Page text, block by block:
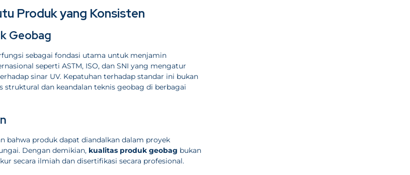
Produk yang Konsisten
Geobag
sebagai fondasi utama untuk menjamin
seperti ASTM, ISO, dan SNI yang mengatur
sinar UV. Kepatuhan terhadap standar ini bukan
dan keandalan teknis geobag di berbagai
bahwa produk dapat diandalkan dalam proyek
Dengan demikian, kualitas produk geobag bukan
secara ilmiah dan disertifikasi secara profesional.